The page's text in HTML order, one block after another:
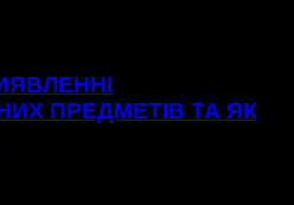
ПРЕДМЕТІВ ТА ЯК